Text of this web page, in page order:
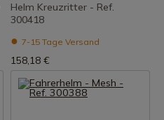
Helm Kreuzritter - Ref.
300418
7-15 Tage Versand
158,18 €